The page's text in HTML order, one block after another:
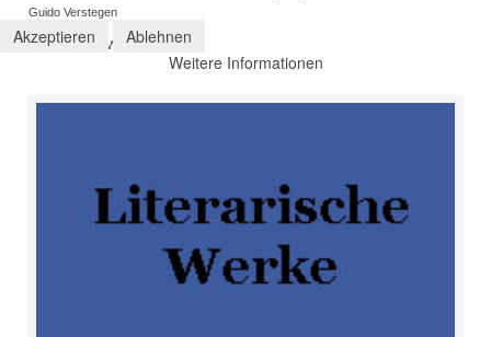
Guido Verstegen
Regie: Kerstin Weiler
Akzeptieren
Ablehnen
Weitere Informationen